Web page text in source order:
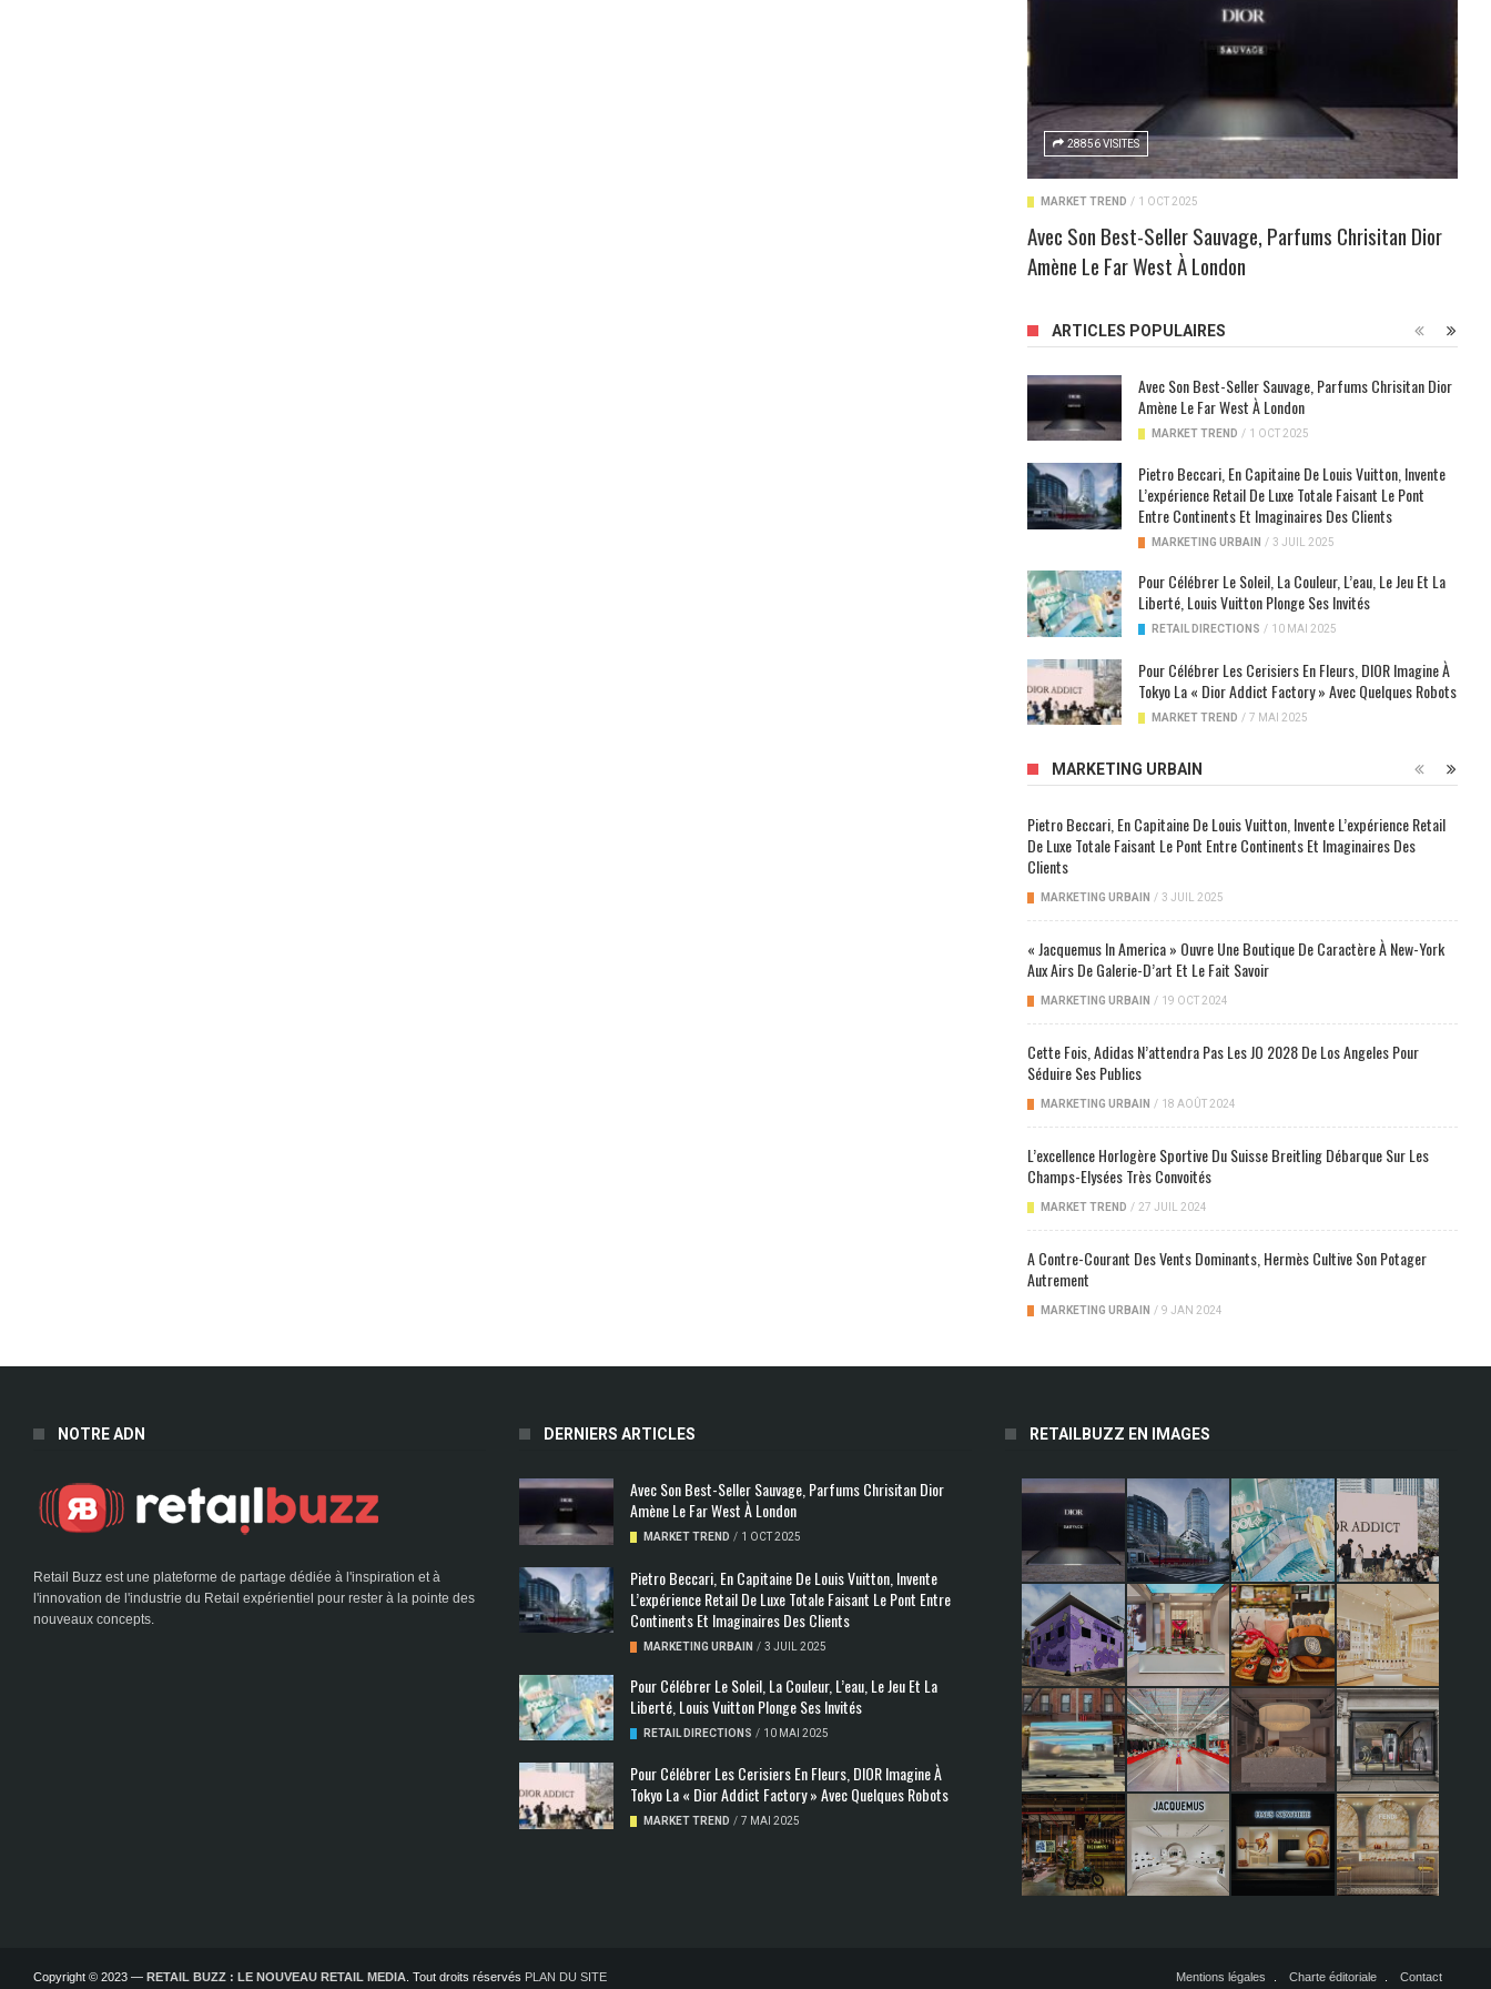
28856 VISITES
MARKET TREND / 1 OCT 2025
Avec Son Best-Seller Sauvage, Parfums Chrisitan Dior
Amène Le Far West À London
ARTICLES POPULAIRES
Avec Son Best-Seller Sauvage, Parfums Chrisitan Dior
Amène Le Far West À London
MARKET TREND / 1 OCT 2025
Pietro Beccari, En Capitaine De Louis Vuitton, Invente
L’expérience Retail De Luxe Totale Faisant Le Pont
Entre Continents Et Imaginaires Des Clients
MARKETING URBAIN / 3 JUIL 2025
Pour Célébrer Le Soleil, La Couleur, L’eau, Le Jeu Et La
Liberté, Louis Vuitton Plonge Ses Invités
RETAIL DIRECTIONS / 10 MAI 2025
Pour Célébrer Les Cerisiers En Fleurs, DIOR Imagine À
Tokyo La « Dior Addict Factory » Avec Quelques Robots
MARKET TREND / 7 MAI 2025
MARKETING URBAIN
Pietro Beccari, En Capitaine De Louis Vuitton, Invente L’expérience Retail
De Luxe Totale Faisant Le Pont Entre Continents Et Imaginaires Des
Clients
MARKETING URBAIN / 3 JUIL 2025
« Jacquemus In America » Ouvre Une Boutique De Caractère À New-York
Aux Airs De Galerie-D’art Et Le Fait Savoir
MARKETING URBAIN / 19 OCT 2024
Cette Fois, Adidas N’attendra Pas Les JO 2028 De Los Angeles Pour
Séduire Ses Publics
MARKETING URBAIN / 18 AOÛT 2024
L’excellence Horlogère Sportive Du Suisse Breitling Débarque Sur Les
Champs-Elysées Très Convoités
MARKET TREND / 27 JUIL 2024
A Contre-Courant Des Vents Dominants, Hermès Cultive Son Potager
Autrement
MARKETING URBAIN / 9 JAN 2024
NOTRE ADN
Retail Buzz est une plateforme de partage dédiée à l'inspiration et à
l'innovation de l'industrie du Retail expérientiel pour rester à la pointe des
nouveaux concepts.
DERNIERS ARTICLES
Avec Son Best-Seller Sauvage, Parfums Chrisitan Dior
Amène Le Far West À London
MARKET TREND / 1 OCT 2025
Pietro Beccari, En Capitaine De Louis Vuitton, Invente
L’expérience Retail De Luxe Totale Faisant Le Pont Entre
Continents Et Imaginaires Des Clients
MARKETING URBAIN / 3 JUIL 2025
Pour Célébrer Le Soleil, La Couleur, L’eau, Le Jeu Et La
Liberté, Louis Vuitton Plonge Ses Invités
RETAIL DIRECTIONS / 10 MAI 2025
Pour Célébrer Les Cerisiers En Fleurs, DIOR Imagine À
Tokyo La « Dior Addict Factory » Avec Quelques Robots
MARKET TREND / 7 MAI 2025
RETAILBUZZ EN IMAGES
Copyright © 2023 — RETAIL BUZZ : LE NOUVEAU RETAIL MEDIA. Tout droits réservés PLAN DU SITE Mentions légales Charte éditoriale Contact